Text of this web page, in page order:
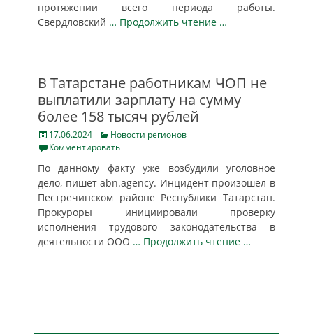
протяжении всего периода работы.
Свердловский … Продолжить чтение …
В Татарстане работникам ЧОП не
выплатили зарплату на сумму
более 158 тысяч рублей
Posted
on
17.06.2024 Categories
Новости регионов
Комментировать
По данному факту уже возбудили уголовное
дело, пишет abn.agency. Инцидент произошел в
Пестречинском районе Республики Татарстан.
Прокуроры инициировали проверку
исполнения трудового законодательства в
деятельности ООО … Продолжить чтение …